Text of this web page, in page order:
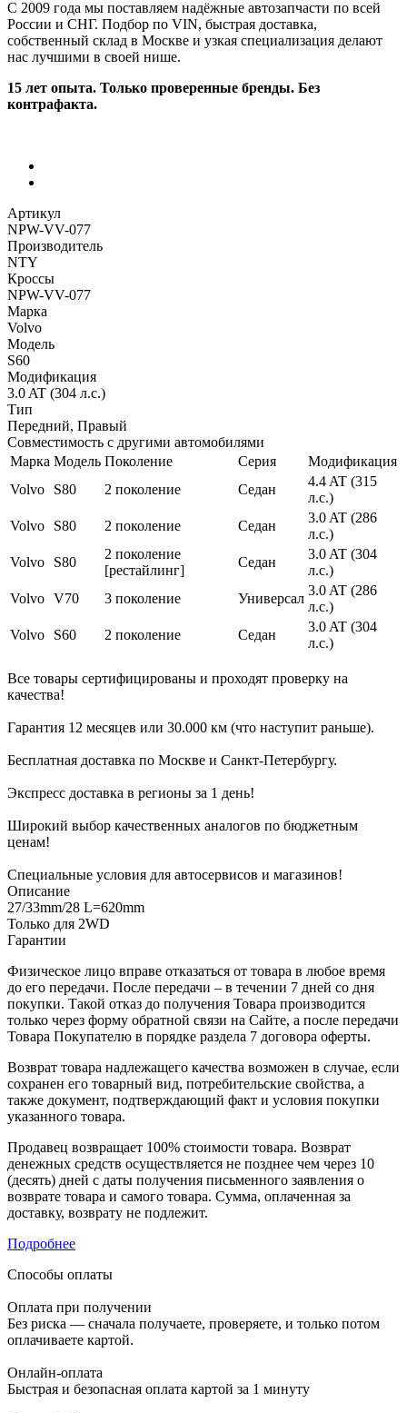
С 2009 года мы поставляем надёжные автозапчасти по всей
России и СНГ. Подбор по VIN, быстрая доставка,
собственный склад в Москве и узкая специализация делают
нас лучшими в своей нише.
15 лет опыта. Только проверенные бренды. Без
контрафакта.
Артикул
NPW-VV-077
Производитель
NTY
Кроссы
NPW-VV-077
Марка
Volvo
Модель
S60
Модификация
3.0 AT (304 л.с.)
Тип
Передний, Правый
Совместимость с другими автомобилями
Марка Модель Поколение Серия
Модификация
Volvo
S80 2 поколение Седан
4.4 AT (315
л.с.)
Volvo
S80 2 поколение Седан
3.0 AT (286
л.с.)
Volvo
S80
2 поколение
[рестайлинг]
Седан
3.0 AT (304
л.с.)
Volvo V70 3 поколение Универсал
3.0 AT (286
л.с.)
Volvo
S60 2 поколение Седан
3.0 AT (304
л.с.)
Все товары сертифицированы и проходят проверку на
качества!
Гарантия 12 месяцев или 30.000 км (что наступит раньше).
Бесплатная доставка по Москве и Санкт-Петербургу.
Экспресс доставка в регионы за 1 день!
Широкий выбор качественных аналогов по бюджетным
ценам!
Специальные условия для автосервисов и магазинов!
Описание
27/33mm/28 L=620mm
Только для 2WD
Гарантии
Физическое лицо вправе отказаться от товара в любое время
до его передачи. После передачи – в течении 7 дней со дня
покупки. Такой отказ до получения Товара производится
только через форму обратной связи на Сайте, а после передачи
Товара Покупателю в порядке раздела 7 договора оферты.
Возврат товара надлежащего качества возможен в случае, если
сохранен его товарный вид, потребительские свойства, а
также документ, подтверждающий факт и условия покупки
указанного товара.
Продавец возвращает 100% стоимости товара. Возврат
денежных средств осуществляется не позднее чем через 10
(десять) дней с даты получения письменного заявления о
возврате товара и самого товара. Сумма, оплаченная за
доставку, возврату не подлежит.
Подробнее
Способы оплаты
Оплата при получении
Без риска — сначала получаете, проверяете, и только потом
оплачиваете картой.
Онлайн-оплата
Быстрая и безопасная оплата картой за 1 минуту